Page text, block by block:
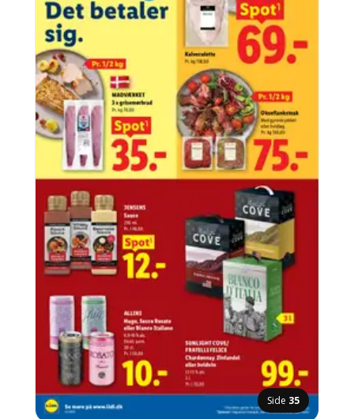
Side 35